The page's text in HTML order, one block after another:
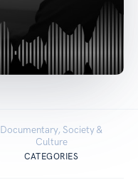
Documentary, Society &
Culture
CATEGORIES